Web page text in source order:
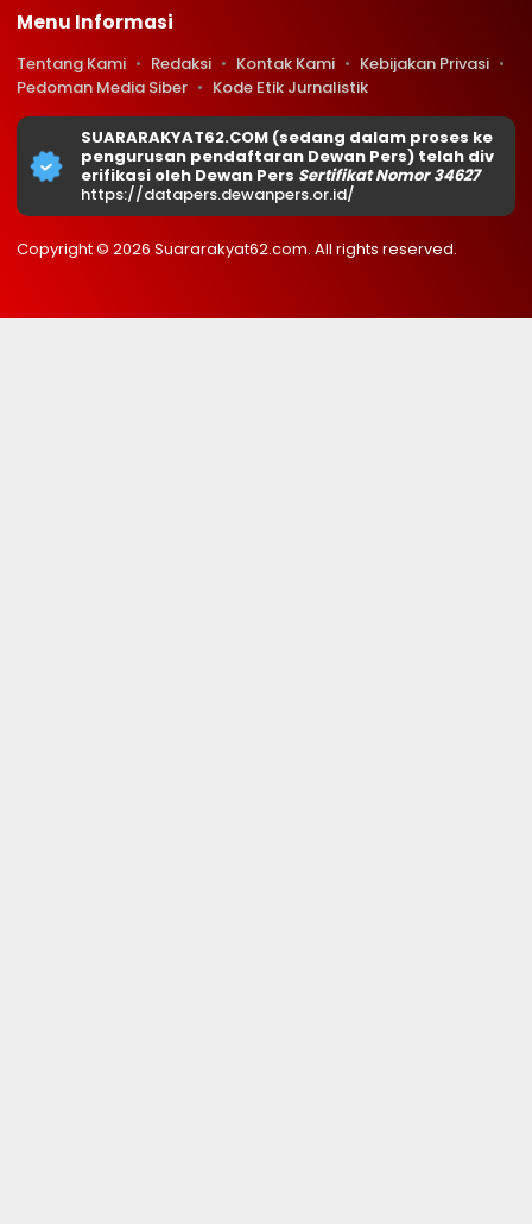
Menu Informasi
Tentang Kami Redaksi Kontak Kami
Kebijakan Privasi
Pedoman Media Siber
Kode Etik Jurnalistik
SUARARAKYAT62.COM (sedang dalam proses ke
pengurusan pendaftaran Dewan Pers) telah div
erifikasi oleh Dewan Pers Sertifikat Nomor 34627
https://datapers.dewanpers.or.id/
Copyright © 2026 Suararakyat62.com. All rights reserved.